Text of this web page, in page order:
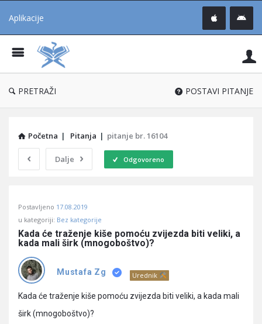
Aplikacije
®
PRETRAŽI POSTAVI PITANJE
Početna | Pitanja | pitanje br. 16104
Dalje Odgovoreno
Učene
Latest
Pitanja
Postavljeno 17.08.2019
u kategoriji: Bez kategorije
Kada će traženje kiše pomoću zvijezda biti veliki, a
kada mali širk (mnogoboštvo)?
Mustafa Zg Urednik
Kada će traženje kiše pomoću zvijezda biti veliki, a kada mali
širk (mnogoboštvo)?